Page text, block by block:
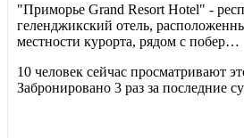
"Приморье Grand Resort Hotel" -
геленджикский отель,
местности курорта, рядом с побер…
10 человек сейчас просматривают
Забронировано 3 раз за последние